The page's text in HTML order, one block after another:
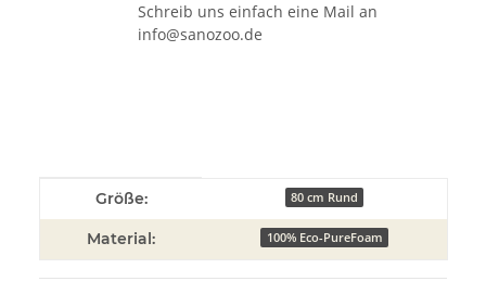
Schreib uns einfach eine Mail an
info@sanozoo.de
Produkteigenschaft
Größe: 80 cm Rund
Material: 100% Eco-PureFoam